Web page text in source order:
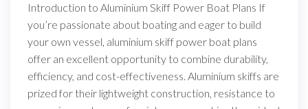
Introduction to Aluminium Skiff Power Boat Plans If
you’re passionate about boating and eager to build
your own vessel, aluminium skiff power boat plans
offer an excellent opportunity to combine durability,
efficiency, and cost-effectiveness. Aluminium skiffs are
prized for their lightweight construction, resistance to